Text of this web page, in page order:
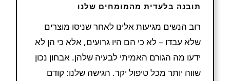
תובנה בלעדית מהמומחים שלנו
רוב הנשים מגיעות אלינו לאחר שניסו מוצרים
שלא עבדו – לא כי הם היו גרועים, אלא כי הן לא
ידעו מה הגורם האמיתי לבעיה שלהן. אבחון נכון
שווה יותר מכל טיפול יקר. הגישה שלנו: קודם